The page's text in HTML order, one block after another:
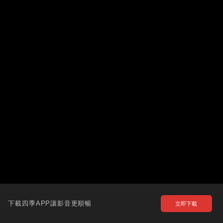
下載四季APP讓影音更順暢 立即下載